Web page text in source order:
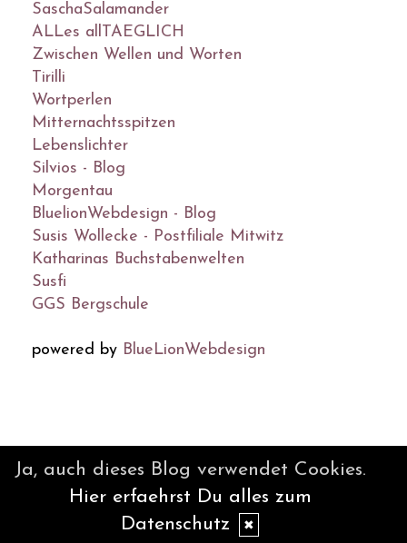
SaschaSalamander
ALLes allTAEGLICH
Zwischen Wellen und Worten
Tirilli
Wortperlen
Mitternachtsspitzen
Lebenslichter
Silvios - Blog
Morgentau
BluelionWebdesign - Blog
Susis Wollecke - Postfiliale Mitwitz
Katharinas Buchstabenwelten
Susfi
GGS Bergschule
powered by BlueLionWebdesign
BlueLionWebdesign.de
Ja, auch dieses Blog verwendet Cookies.
Hier erfaehrst Du alles zum
Datenschutz
✖